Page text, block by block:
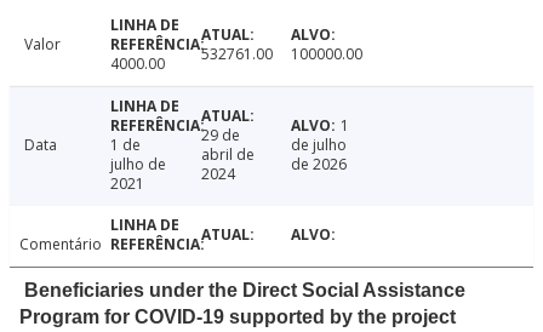
Valor
4000.00
532761.00 100000.00
Data
1 de
julho de
2021
29 de
abril de
2024
1
de julho
de 2026
Comentário
Beneficiaries under the Direct Social Assistance
Program for COVID-19 supported by the project